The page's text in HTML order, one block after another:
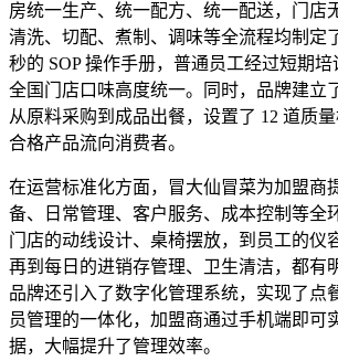
房统一生产、统一配方、统一配送，门店
清洗、切配、煮制、调味等全流程均制定
秒的 SOP 操作手册，普通员工经过短期
全国门店口味高度统一。同时，品牌建立
从原料采购到成品出餐，设置了 12 道质
合格产品流向消费者。
在运营标准化方面，冒大仙冒菜为加盟商
备、日常管理、客户服务、成本控制等全
门店的动线设计、桌椅摆放，到员工的仪
再到每日的进销存管理、卫生清洁，都有
品牌还引入了数字化管理系统，实现了点
员管理的一体化，加盟商通过手机端即可
据，大幅提升了管理效率。